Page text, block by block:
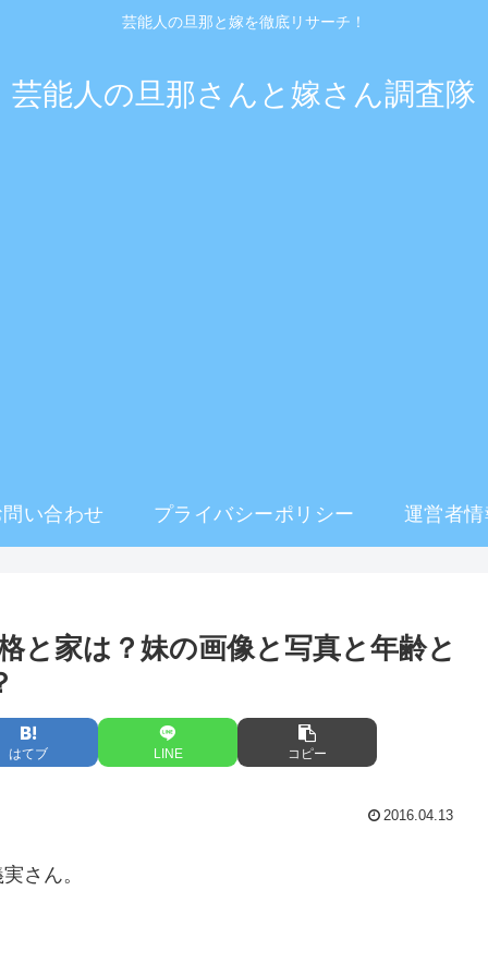
芸能人の旦那と嫁を徹底リサーチ！
芸能人の旦那さんと嫁さん調査隊
問い合わせ プライバシーポリシー 運営者情
と家は？妹の画像と写真と年齢と
はてブ LINE コピー
2016.04.13
さん。